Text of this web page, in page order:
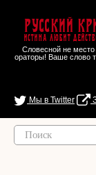
Русский
Истина любит
Словесной не
ораторы! Ваше слово
Мы в Twitter